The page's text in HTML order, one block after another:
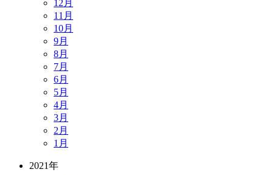
12月
11月
10月
9月
8月
7月
6月
5月
4月
3月
2月
1月
2021年